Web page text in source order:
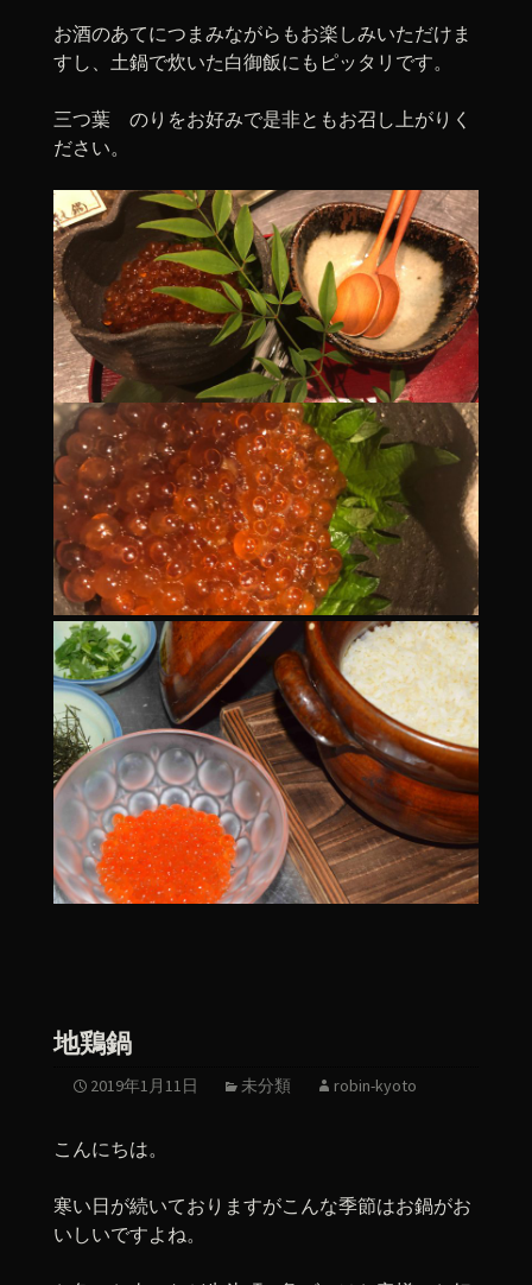
お酒のあてにつまみながらもお楽しみいただけま
すし、土鍋で炊いた白御飯にもピッタリです。
三つ葉 のりをお好みで是非ともお召し上がりく
ださい。
地鶏鍋
2019年1月11日 未分類 robin-kyoto
こんにちは。
寒い日が続いておりますがこんな季節はお鍋がお
いしいですよね。